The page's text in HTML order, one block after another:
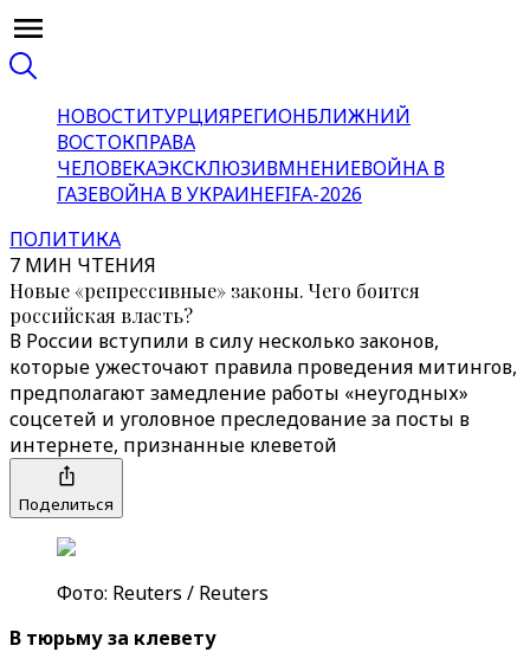
НОВОСТИТУРЦИЯРЕГИОНБЛИЖНИЙ
ВОСТОКПРАВА
ЧЕЛОВЕКАЭКСКЛЮЗИВМНЕНИЕВОЙНА В
ГАЗЕВОЙНА В УКРАИНЕFIFA-2026
ПОЛИТИКА
7 МИН ЧТЕНИЯ
Новые «репрессивные» законы. Чего боится
российская власть?
В России вступили в силу несколько законов,
которые ужесточают правила проведения митингов,
предполагают замедление работы «неугодных»
соцсетей и уголовное преследование за посты в
интернете, признанные клеветой
Поделиться
Фото: Reuters / Reuters
В тюрьму за клевету